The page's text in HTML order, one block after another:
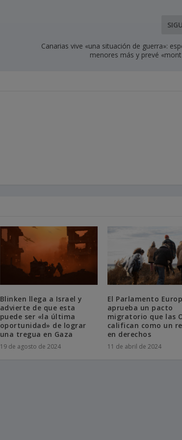
Canarias vive «una situación de guerra»:
menores más y prevé
Blinken llega a Israel y
advierte de que esta
puede ser «la última
oportunidad» de lograr
una tregua en Gaza
19 de agosto de 2024
El Parlamento
aprueba un pacto
migratorio que las
califican como un
en derechos
11 de abril de 2024